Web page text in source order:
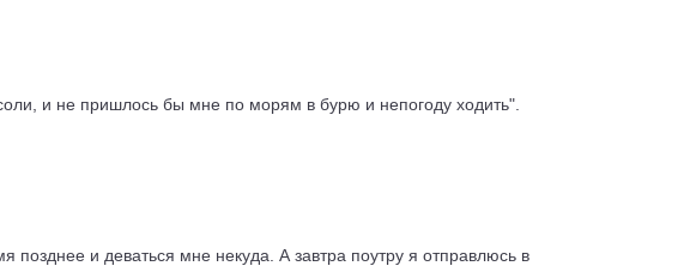
и не пришлось бы мне по морям в бурю и непогоду ходить".
позднее и деваться мне некуда. А завтра поутру я отправлюсь в